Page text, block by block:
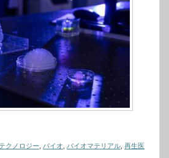
クノロジー バイオ バイオマテリアル 再生医